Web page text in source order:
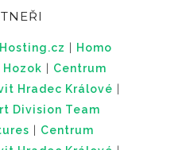
Homo
Hozok
Centrum
Hradec Králové
Division Team
Centrum